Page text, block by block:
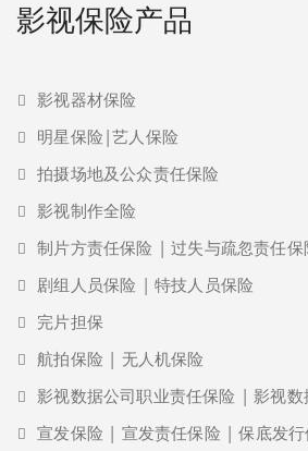
影视保险产品
影视器材保险
明星保险|艺人保险
拍摄场地及公众责任保险
影视制作全险
制片方责任保险 | 过失与疏忽责任保
剧组人员保险 | 特技人员保险
完片担保
航拍保险 | 无人机保险
影视数据公司职业责任保险 | 影视数
宣发保险 | 宣发责任保险 | 保底发行